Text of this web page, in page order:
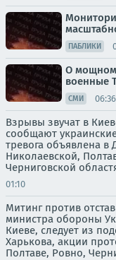
ПАБЛИКИ
О мощном
военные
СМИ 06:36
Взрывы звучат в
сообщают
тревога объявлена в
Николаевской,
Черниговской
01:10
Митинг против
министра обороны
Киеве, следует из
Харькова, акции
Полтаве, Ровно,